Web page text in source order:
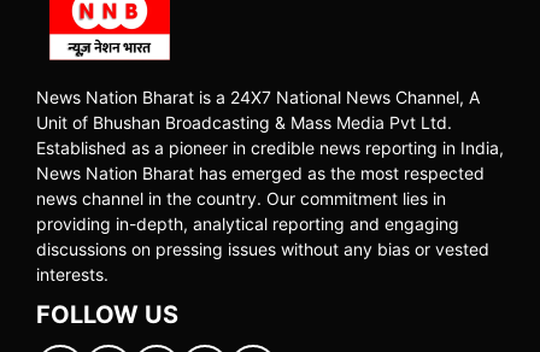
News Nation Bharat is a 24X7 National News Channel, A
Unit of Bhushan Broadcasting & Mass Media Pvt Ltd.
Established as a pioneer in credible news reporting in India,
News Nation Bharat has emerged as the most respected
news channel in the country. Our commitment lies in
providing in-depth, analytical reporting and engaging
discussions on pressing issues without any bias or vested
interests.
FOLLOW US